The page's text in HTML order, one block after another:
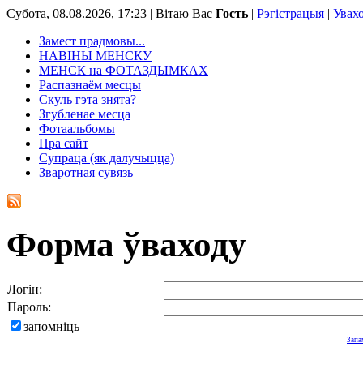
Субота, 08.08.2026, 17:23 | Вітаю Вас Гость | Рэгістрацыя |
Замест прадмовы...
НАВІНЫ МЕНСКУ
МЕНСК на ФОТАЗДЫМКАХ
Распазнаём месцы
Скуль гэта знята?
Згубленае месца
Фотаальбомы
Пра сайт
Супраца (як далучыцца)
Зваротная сувязь
Форма ўваходу
Логін:
Пароль:
запомніць